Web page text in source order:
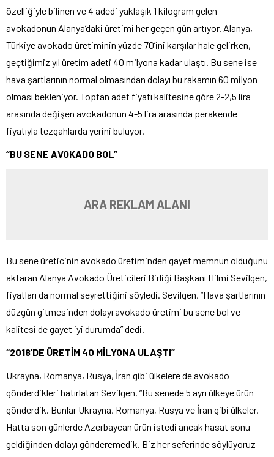
özelliğiyle bilinen ve 4 adedi yaklaşık 1 kilogram gelen
avokadonun Alanya’daki üretimi her geçen gün artıyor. Alanya,
Türkiye avokado üretiminin yüzde 70’ini karşılar hale gelirken,
geçtiğimiz yıl üretim adeti 40 milyona kadar ulaştı. Bu sene ise
hava şartlarının normal olmasından dolayı bu rakamın 60 milyon
olması bekleniyor. Toptan adet fiyatı kalitesine göre 2-2,5 lira
arasında değişen avokadonun 4-5 lira arasında perakende
fiyatıyla tezgahlarda yerini buluyor.
“BU SENE AVOKADO BOL”
ARA REKLAM ALANI
Bu sene üreticinin avokado üretiminden gayet memnun olduğunu
aktaran Alanya Avokado Üreticileri Birliği Başkanı Hilmi Sevilgen,
fiyatları da normal seyrettiğini söyledi. Sevilgen, “Hava şartlarının
düzgün gitmesinden dolayı avokado üretimi bu sene bol ve
kalitesi de gayet iyi durumda” dedi.
“2018’DE ÜRETİM 40 MİLYONA ULAŞTI”
Ukrayna, Romanya, Rusya, İran gibi ülkelere de avokado
gönderdikleri hatırlatan Sevilgen, “Bu senede 5 ayrı ülkeye ürün
gönderdik. Bunlar Ukrayna, Romanya, Rusya ve İran gibi ülkeler.
Hatta son günlerde Azerbaycan ürün istedi ancak hasat sonu
geldiğinden dolayı gönderemedik. Biz her seferinde söylüyoruz